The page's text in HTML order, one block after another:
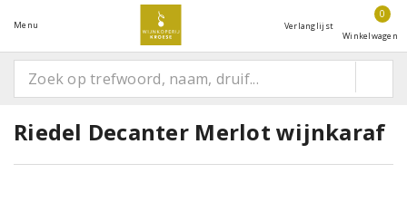
Menu Verlanglijst
0
Winkelwagen
Riedel Decanter Merlot wijnkaraf